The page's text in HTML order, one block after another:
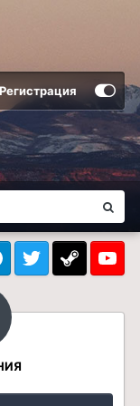
Регистрация
Twitter Steam